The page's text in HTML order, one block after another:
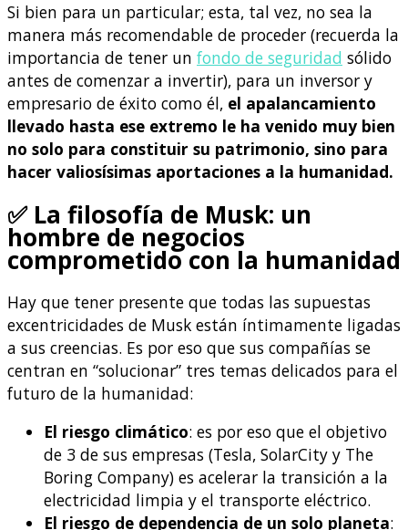
Si bien para un particular; esta, tal vez, no sea la
manera más recomendable de proceder (recuerda la
importancia de tener un fondo de seguridad sólido
antes de comenzar a invertir), para un inversor y
empresario de éxito como él, el apalancamiento
llevado hasta ese extremo le ha venido muy bien
no solo para constituir su patrimonio, sino para
hacer valiosísimas aportaciones a la humanidad.
✅ La filosofía de Musk: un
hombre de negocios
comprometido con la humanidad
Hay que tener presente que todas las supuestas
excentricidades de Musk están íntimamente ligadas
a sus creencias. Es por eso que sus compañías se
centran en “solucionar” tres temas delicados para el
futuro de la humanidad:
El riesgo climático: es por eso que el objetivo
de 3 de sus empresas (Tesla, SolarCity y The
Boring Company) es acelerar la transición a la
electricidad limpia y el transporte eléctrico.
El riesgo de dependencia de un solo planeta: